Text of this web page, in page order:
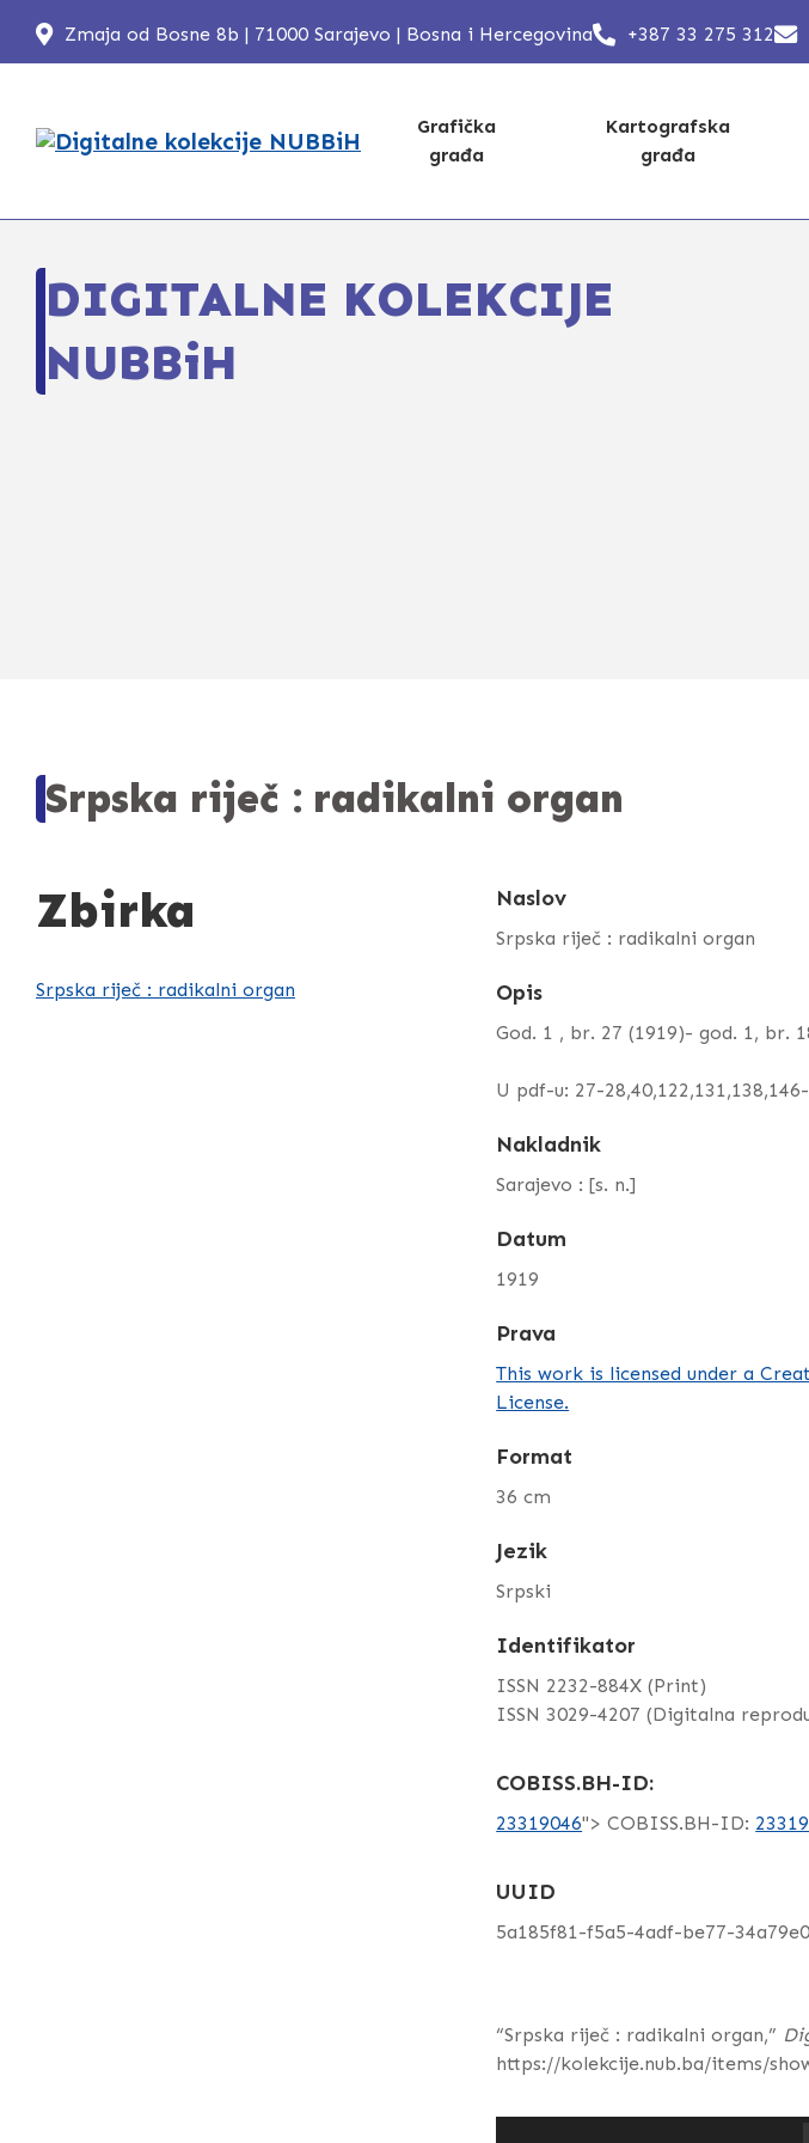
Zmaja od Bosne 8b | 71000 Sarajevo | Bosna i Hercegovina +387 33 275 312
Grafička
građa
Kartografska
građa
DIGITALNE KOLEKCIJE
NUBBiH
Srpska riječ : radikalni organ
Zbirka
Srpska riječ : radikalni organ
Naslov
Srpska riječ : radikalni organ
Opis
God. 1 , br. 27 (1919)- god. 1, br.
U pdf-u: 27-
Nakladnik
Sarajevo : [s. n.]
Datum
1919
Prava
This work is licensed under a
License.
Format
36 cm
Jezik
Srpski
Identifikator
ISSN 2232-884X (Print)
ISSN 3029-4207 (Digitalna
COBISS.BH-ID:
23319046"> COBISS.BH-ID:
UUID
5a185f81-f5a5-4adf-be77-
“Srpska riječ : radikalni organ,”
https://kolekcije.nub.ba/items/